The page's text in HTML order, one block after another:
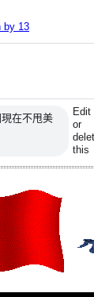
by 13
在不甩美
Edit
or
this